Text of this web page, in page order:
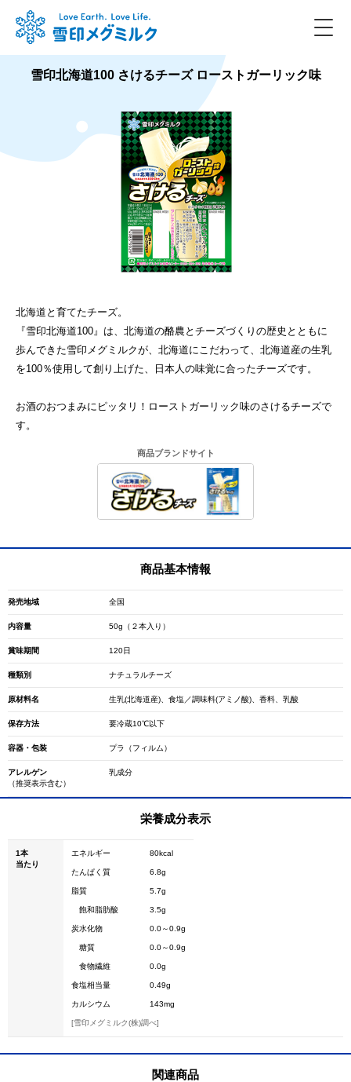
雪印北海道100 さけるチーズ ローストガーリック味
北海道と育てたチーズ。
『雪印北海道100』は、北海道の酪農とチーズづくりの歴史とともに
歩んできた雪印メグミルクが、北海道にこだわって、北海道産の生乳
を100％使用して創り上げた、日本人の味覚に合ったチーズです。
お酒のおつまみにピッタリ！ローストガーリック味のさけるチーズで
す。
商品ブランドサイト
商品基本情報
発売地域 全国
内容量 50g（２本入り）
賞味期間 120日
種類別 ナチュラルチーズ
原材料名 生乳(北海道産)、食塩／調味料(アミノ酸)、香料、乳酸
保存方法 要冷蔵10℃以下
容器・包装 プラ（フィルム）
アレルゲン
（推奨表示含む）
乳成分
栄養成分表示
1本
当たり
エネルギー 80kcal
たんぱく質 6.8g
脂質 5.7g
飽和脂肪酸 3.5g
炭水化物 0.0～0.9g
糖質 0.0～0.9g
食物繊維 0.0g
食塩相当量 0.49g
カルシウム 143mg
[雪印メグミルク(株)調べ]
関連商品